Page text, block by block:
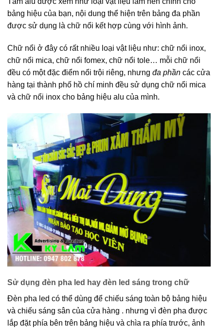
bảng hiệu của bạn, nội dung thể hiện trên bảng đa phần
được sử dụng là chữ nổi kết hợp cùng với hình ảnh.
Chữ nổi ở đây có rất nhiều loại vật liệu như: chữ nổi inox,
chữ nổi mica, chữ nổi fomex, chữ nổi tole… mỗi chữ nổi
đều có một đặc điểm nổi trội riêng, nhưng đa phần các cửa
hàng tại thành phố hồ chí minh đều sử dụng chữ nổi mica
và chữ nổi inox cho bảng hiệu alu của mình.
Sử dụng đèn pha led hay đèn led sáng trong chữ
Đèn pha led có thể dùng để chiếu sáng toàn bộ bảng hiệu
và chiếu sáng sân của cửa hàng . nhưng vì đèn pha được
lắp đặt phía bên trên bảng hiệu và chìa ra phía trước, ảnh